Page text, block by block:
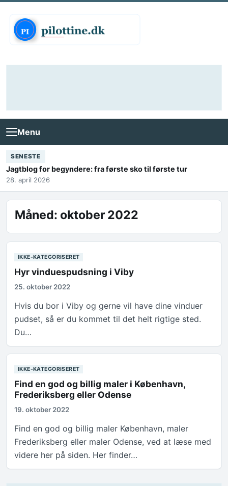
Menu
SENESTE
Jagtblog for begyndere: fra første sko til første tur
28. april 2026
Måned: oktober 2022
IKKE-KATEGORISERET
Hyr vinduespudsning i Viby
25. oktober 2022
Hvis du bor i Viby og gerne vil have dine vinduer
pudset, så er du kommet til det helt rigtige sted.
Du…
IKKE-KATEGORISERET
Find en god og billig maler i København,
Frederiksberg eller Odense
19. oktober 2022
Find en god og billig maler København, maler
Frederiksberg eller maler Odense, ved at læse med
videre her på siden. Her finder…